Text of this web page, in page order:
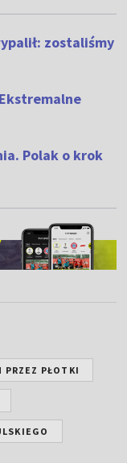
zostaliśmy
Polak o krok
PRZEZ PŁOTKI